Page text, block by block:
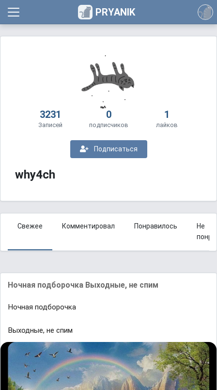
PRYANIK
3231
Записей
0
подписчиков
1
лайков
Подписаться
why4ch
Свежее Комментировал Понравилось
Не
Ночная подборочка Выходные, не спим
Ночная подборочка
Выходные, не спим